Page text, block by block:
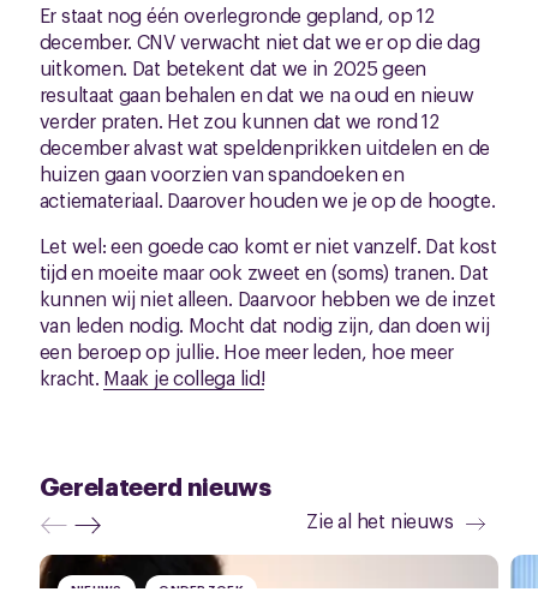
Er staat nog één overlegronde gepland, op 12
december. CNV verwacht niet dat we er op die dag
uitkomen. Dat betekent dat we in 2025 geen
resultaat gaan behalen en dat we na oud en nieuw
verder praten. Het zou kunnen dat we rond 12
december alvast wat speldenprikken uitdelen en de
huizen gaan voorzien van spandoeken en
actiemateriaal. Daarover houden we je op de hoogte.
Let wel: een goede cao komt er niet vanzelf. Dat kost
tijd en moeite maar ook zweet en (soms) tranen. Dat
kunnen wij niet alleen. Daarvoor hebben we de inzet
van leden nodig. Mocht dat nodig zijn, dan doen wij
een beroep op jullie. Hoe meer leden, hoe meer
kracht. Maak je collega lid!
Gerelateerd nieuws
Zie al het nieuws
NIEUWS ONDERZOEK